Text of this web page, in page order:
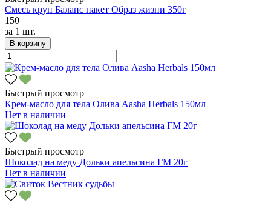
Смесь круп Баланс пакет Образ жизни 350г
150
за 1 шт.
В корзину
Быстрый просмотр
Крем-масло для тела Олива Aasha Herbals 150мл
Нет в наличии
Быстрый просмотр
Шоколад на меду Дольки апельсина ГМ 20г
Нет в наличии